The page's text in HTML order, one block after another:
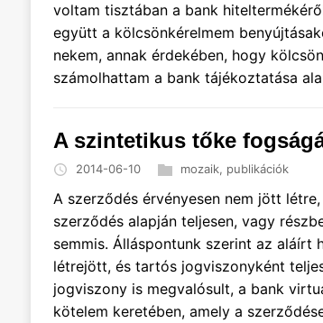
voltam tisztában a bank
együtt a kölcsönkérelmem
nekem, annak érdekében, hogy
számolhattam a bank tájékoztatása
A szintetikus tőke
2014-06-10 mozaik, publikációk
A szerződés érvényesen nem jött
szerződés alapján teljesen, vagy
semmis. Álláspontunk szerint az
létrejött, és tartós jogviszonyként
jogviszony is megvalósult, a bank
kötelem keretében, amely a